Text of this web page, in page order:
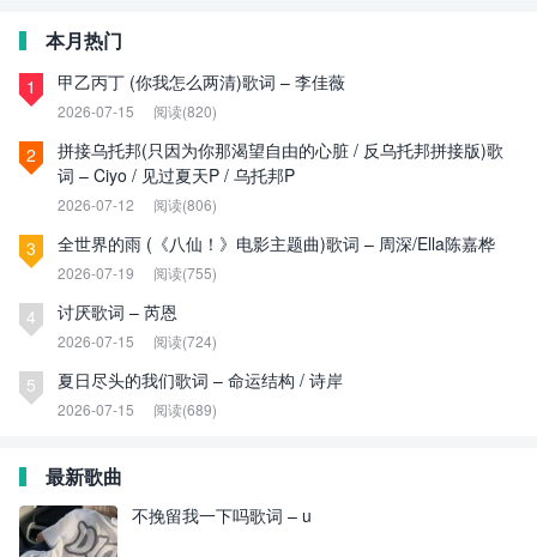
本月热门
1 甲乙丙丁 (你我怎么两清)歌词 – 李佳薇
2026-07-15 阅读(820)
2
拼接乌托邦(只因为你那渴望自由的心脏 / 反乌托邦拼接版)歌
词 – Ciyo / 见过夏天P / 乌托邦P
2026-07-12 阅读(806)
3 全世界的雨 (《八仙！》电影主题曲)歌词 – 周深/Ella陈嘉桦
2026-07-19 阅读(755)
4 讨厌歌词 – 芮恩
2026-07-15 阅读(724)
5 夏日尽头的我们歌词 – 命运结构 / 诗岸
2026-07-15 阅读(689)
最新歌曲
不挽留我一下吗歌词 – u